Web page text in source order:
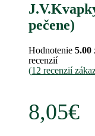
pečene)
Hodnotenie 5.00
recenzií
(12 recenzií
8,05€